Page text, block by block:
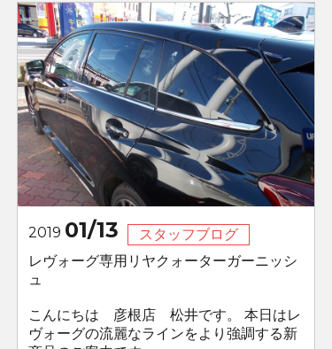
2019 01/13
スタッフブログ
レヴォーグ専用リヤクォーターガーニッシ
ュ
こんにちは 彦根店 松井です。 本日はレ
ヴォーグの流麗なラインをより強調する新